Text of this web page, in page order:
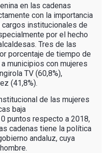
en las cadenas
con la importancia
institucionales de
por el hecho
Tres de las
porcentaje de tiempo de
municipios con mujeres
TV (60,8%),
(41,8%).
de las mujeres
baja
puntos respecto a 2018,
cadenas tiene la política
andaluz, cuya